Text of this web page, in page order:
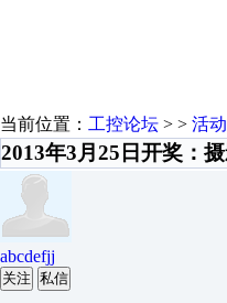
当前位置： 工控论坛 > > 活动
2013年3月25日开奖：
abcdefjj
关注 私信